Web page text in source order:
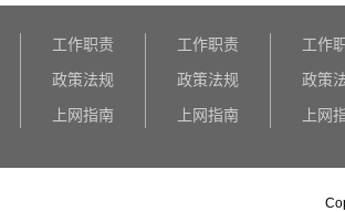
工作职责
政策法规
上网指南
工作职责
政策法规
上网指南
工作
政策
上网